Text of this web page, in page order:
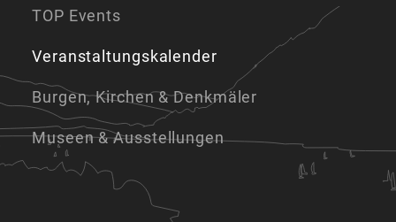
TOP Events
Veranstaltungskalender
Burgen, Kirchen & Denkmäler
Museen & Ausstellungen